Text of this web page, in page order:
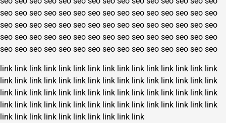
seo seo seo seo seo seo seo seo seo seo seo seo seo seo seo
seo seo seo seo seo seo seo seo seo seo seo seo seo seo seo
seo seo seo seo seo seo seo seo seo seo seo seo seo seo seo
seo seo seo seo seo seo seo seo seo seo seo seo seo seo seo
link link link link link link link link link link link link link link link
link link link link link link link link link link link link link link link
link link link link link link link link link link link link link link link
link link link link link link link link link link link link link link link
link link link link link link link link link link